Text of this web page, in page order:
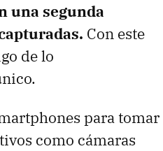
una segunda
Con este
de lo
para tomar
como cámaras